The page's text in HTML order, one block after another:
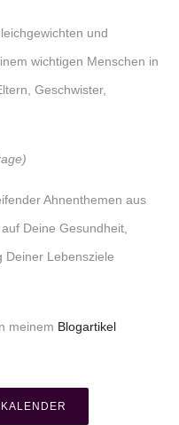
und
wichtigen Menschen in
Geschwister,
Ahnenthemen aus
Deine Gesundheit,
Deiner Lebensziele
meinem Blogartikel